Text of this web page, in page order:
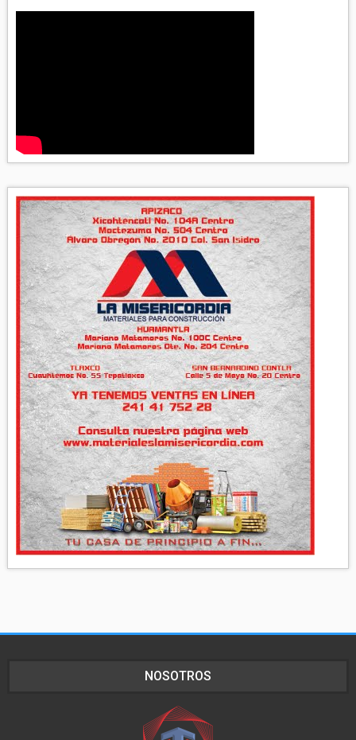
NOSOTROS